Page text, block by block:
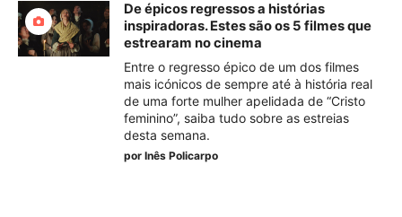
De épicos regressos a histórias
inspiradoras. Estes são os 5 filmes que
estrearam no cinema
Entre o regresso épico de um dos filmes
mais icónicos de sempre até à história real
de uma forte mulher apelidada de “Cristo
feminino”, saiba tudo sobre as estreias
desta semana.
por Inês Policarpo